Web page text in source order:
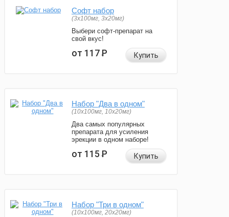
Софт набор
(3x100мг, 3x20мг)
Выбери софт-препарат на
свой вкус!
от 117Р Купить
Набор "Два в одном"
(10x100мг, 10x20мг)
Два самых популярных
препарата для усиления
эрекции в одном наборе!
от 115Р Купить
Набор "Три в одном"
(10x100мг, 20x20мг)